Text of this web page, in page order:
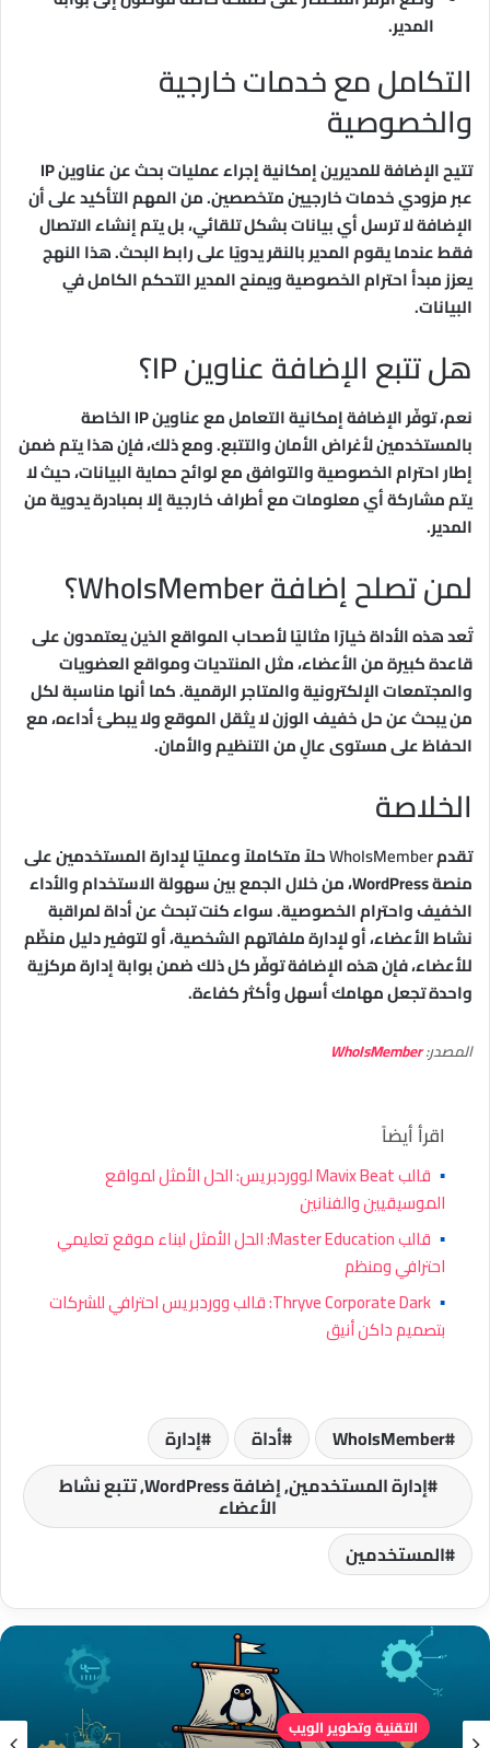
المدير.
التكامل مع خدمات خارجية
والخصوصية
تتيح الإضافة للمديرين إمكانية إجراء عمليات بحث عن عناوين IP
عبر مزودي خدمات خارجيين متخصصين. من المهم التأكيد على أن
الإضافة لا ترسل أي بيانات بشكل تلقائي، بل يتم إنشاء الاتصال
فقط عندما يقوم المدير بالنقر يدويًا على رابط البحث. هذا النهج
يعزز مبدأ احترام الخصوصية ويمنح المدير التحكم الكامل في
البيانات.
هل تتبع الإضافة عناوين IP؟
نعم، توفّر الإضافة إمكانية التعامل مع عناوين IP الخاصة
بالمستخدمين لأغراض الأمان والتتبع. ومع ذلك، فإن هذا يتم ضمن
إطار احترام الخصوصية والتوافق مع لوائح حماية البيانات، حيث لا
يتم مشاركة أي معلومات مع أطراف خارجية إلا بمبادرة يدوية من
المدير.
لمن تصلح إضافة WhoIsMember؟
تُعد هذه الأداة خيارًا مثاليًا لأصحاب المواقع الذين يعتمدون على
قاعدة كبيرة من الأعضاء، مثل المنتديات ومواقع العضويات
والمجتمعات الإلكترونية والمتاجر الرقمية. كما أنها مناسبة لكل
من يبحث عن حل خفيف الوزن لا يثقل الموقع ولا يبطئ أداءه، مع
الحفاظ على مستوى عالٍ من التنظيم والأمان.
الخلاصة
تقدمWhoIsMemberحلاً متكاملاً وعمليًا لإدارة المستخدمين على
منصة WordPress، من خلال الجمع بين سهولة الاستخدام والأداء
الخفيف واحترام الخصوصية. سواء كنت تبحث عن أداة لمراقبة
نشاط الأعضاء، أو لإدارة ملفاتهم الشخصية، أو لتوفير دليل منظّم
للأعضاء، فإن هذه الإضافة توفّر كل ذلك ضمن بوابة إدارة مركزية
واحدة تجعل مهامك أسهل وأكثر كفاءة.
المصدر:WhoIsMember
اقرأ أيضاً
▪
قالب Mavix Beat لووردبريس: الحل الأمثل لمواقع
الموسيقيين والفنانين
▪
قالب Master Education: الحل الأمثل لبناء موقع تعليمي
احترافي ومنظم
▪
Thryve Corporate Dark: قالب ووردبريس احترافي للشركات
بتصميم داكن أنيق
WhoIsMember أداة
إدارة
إدارة المستخدمين, إضافة WordPress, تتبع نشاط
الأعضاء
المستخدمين
التقنية وتطوير الويب